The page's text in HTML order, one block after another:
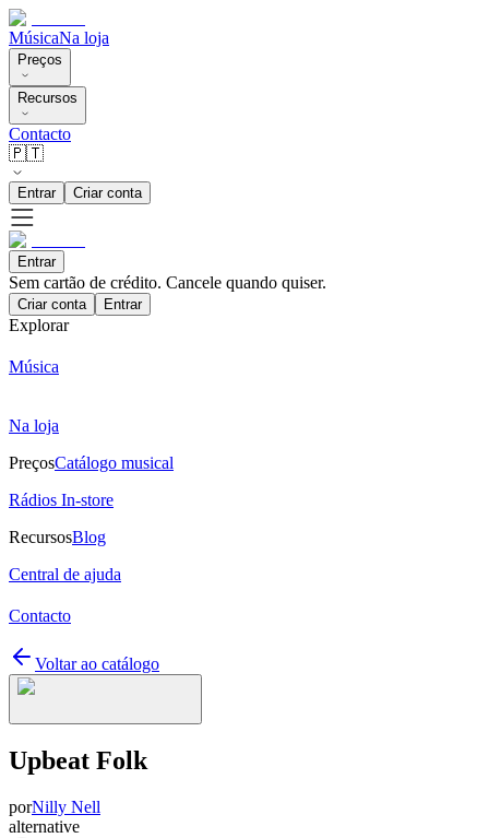
MúsicaNa loja
Preços
Recursos
Contacto
🇵🇹
Entrar Criar conta
Entrar
Sem cartão de crédito. Cancele quando quiser.
Criar conta Entrar
Explorar
Música
Na loja
PreçosCatálogo musical
Rádios In-store
RecursosBlog
Central de ajuda
Contacto
Voltar ao catálogo
Upbeat Folk
porNilly Nell
alternative